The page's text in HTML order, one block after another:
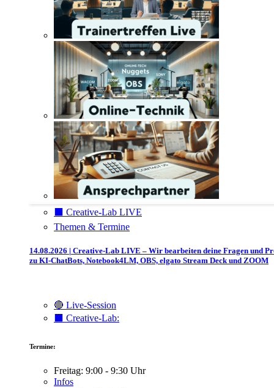
⬛️ Creative-Lab LIVE
Themen & Termine
14.08.2026 | Creative-Lab LIVE – Wir bearbeiten deine Fragen und
zu KI-ChatBots, Notebook4LM, OBS, elgato Stream Deck und ZOOM
🔴 Live-Session
⬛️ Creative-Lab:
Termine:
Freitag: 9:00 - 9:30 Uhr
Infos